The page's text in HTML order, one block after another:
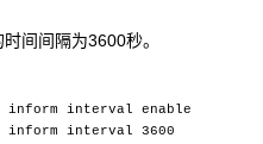
间间隔为3600秒。
inform interval enable
inform interval 3600